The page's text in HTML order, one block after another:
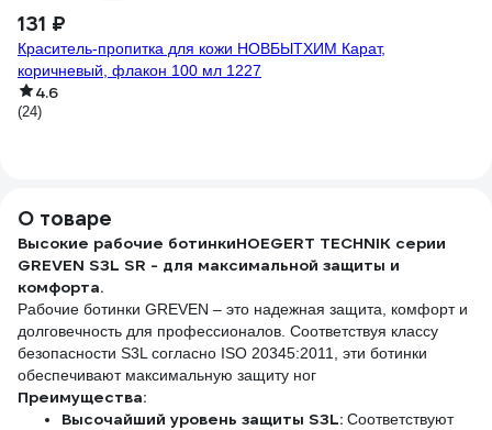
131 ₽
Краситель-пропитка для кожи НОВБЫТХИМ Карат,
коричневый, флакон 100 мл 1227
4.6
(24)
О товаре
Высокие рабочие ботинкиHOEGERT TECHNIK серии
GREVEN S3L SR - для максимальной защиты и
комфорта.
Рабочие ботинки GREVEN – это надежная защита, комфорт и
долговечность для профессионалов. Соответствуя классу
безопасности S3L согласно ISO 20345:2011, эти ботинки
обеспечивают максимальную защиту ног
Преимущества:
Высочайший уровень защиты S3L: Соответствуют